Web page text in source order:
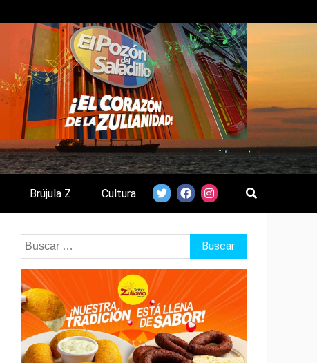
Brújula Z Cultura
Buscar: